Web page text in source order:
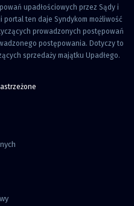
upadłościowych przez Sądy i
ten daje Syndykom możliwość
prowadzonych postępowań
postępowania. Dotyczy to
sprzedaży majątku Upadłego.